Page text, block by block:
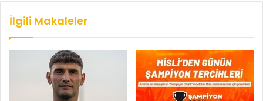
İlgili Makaleler